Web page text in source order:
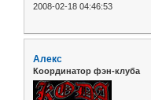
2008-02-18 04:46:53
Алекс
Координатор фэн-клуба